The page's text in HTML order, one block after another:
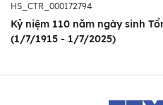
HS_CTR_000172794
Kỷ niệm 110 năm ngày sinh
(1/7/1915 - 1/7/2025)